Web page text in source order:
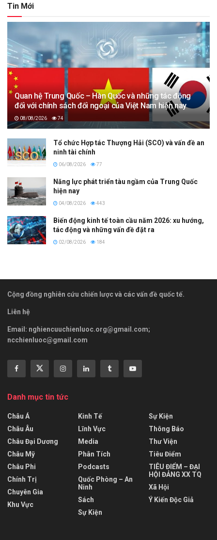
Tin Mới
Quan hệ Trung Quốc – Hàn Quốc và những tác động
đối với chính sách đối ngoại của Việt Nam hiện nay
08/08/2026 74
Tổ chức Hợp tác Thượng Hải (SCO) và vấn đề an
ninh tài chính
06/08/2026 77
Năng lực phát triển tàu ngầm của Trung Quốc
hiện nay
04/08/2026 443
Biến động kinh tế toàn cầu năm 2026: xu hướng,
tác động và những vấn đề đặt ra
02/08/2026 184
Cộng đồng nghiên cứu chiến lược và các vấn đề quốc tế.
Liên hệ
Email: nghiencuuchienluoc.org@gmail.com;
ncchienluoc@gmail.com
Danh mục tin tức
Châu Á
Châu Âu
Châu Đại Dương
Châu Mỹ
Châu Phi
Chính Trị
Chuyên Gia
Khu Vực
Kinh Tế
Lĩnh Vực
Media
Phân Tích
Podcasts
Quốc Phòng – An
Ninh
Sách
Sự Kiện
Sự Kiện
Thông Báo
Thư Viện
Tiêu Điểm
TIÊU ĐIỂM – ĐẠI
HỘI ĐẢNG XX TQ
Xã Hội
Ý Kiến Độc Giả